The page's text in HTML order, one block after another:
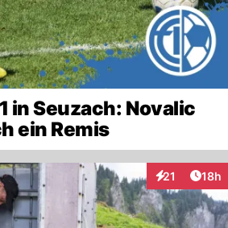
in Seuzach: Novalic
ein Remis
21
Interaktionen
18h